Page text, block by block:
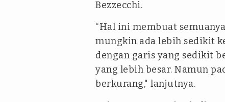
Bezzecchi.
“Hal ini membuat
mungkin ada lebih sedikit
dengan garis yang sedikit
yang lebih besar. Namun
berkurang," lanjutnya.